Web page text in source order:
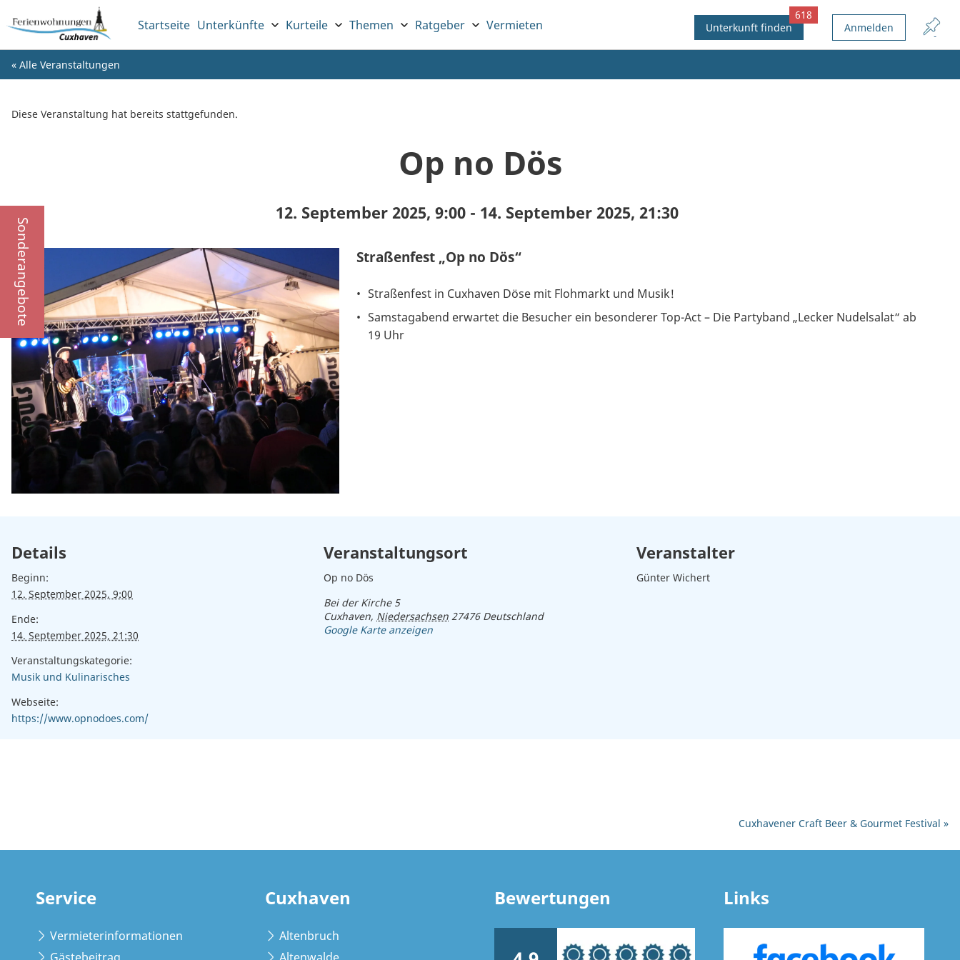
Sonderangebote
Startseite Unterkünfte Kurteile Themen Ratgeber Vermieten Unterkunft finden
618
Anmelden
« Alle Veranstaltungen
Diese Veranstaltung hat bereits stattgefunden.
Op no Dös
12. September 2025, 9:00 - 14. September 2025, 21:30
Straßenfest „Op no Dös“
Straßenfest in Cuxhaven Döse mit Flohmarkt und Musik!
Samstagabend erwartet die Besucher ein besonderer Top-Act – Die Partyband „Lecker Nudelsalat“ ab
19 Uhr
Details
Beginn:
12. September 2025, 9:00
Ende:
14. September 2025, 21:30
Veranstaltungskategorie:
Musik und Kulinarisches
Webseite:
https://www.opnodoes.com/
Veranstaltungsort
Op no Dös
Bei der Kirche 5
Cuxhaven, Niedersachsen 27476 Deutschland
Google Karte anzeigen
Veranstalter
Günter Wichert
Cuxhavener Craft Beer & Gourmet Festival »
Service
Vermieterinformationen
Cuxhaven
Altenbruch
Bewertungen Links